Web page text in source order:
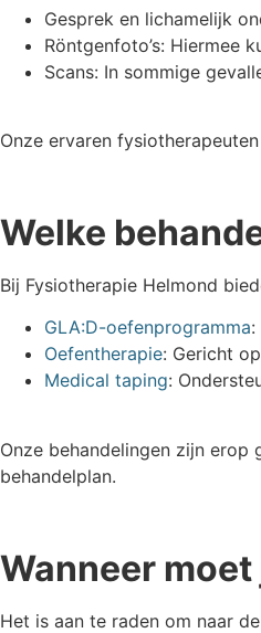
Gesprek en lichamelijk
Röntgenfoto’s: Hiermee
Scans: In sommige
Onze ervaren
Welke
Bij Fysiotherapie Helmond
GLA:D-oefenprogramma:
Oefentherapie: Gericht
Medical taping:
Onze behandelingen zijn
behandelplan.
Wanneer
Het is aan te raden om naar